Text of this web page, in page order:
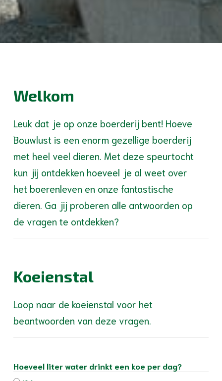
Welkom
Leuk dat je op onze boerderij bent! Hoeve
Bouwlust is een enorm gezellige boerderij
met heel veel dieren. Met deze speurtocht
kun jij ontdekken hoeveel je al weet over
het boerenleven en onze fantastische
dieren. Ga jij proberen alle antwoorden op
de vragen te ontdekken?
Koeienstal
Loop naar de koeienstal voor het
beantwoorden van deze vragen.
Hoeveel liter water drinkt een koe per dag?